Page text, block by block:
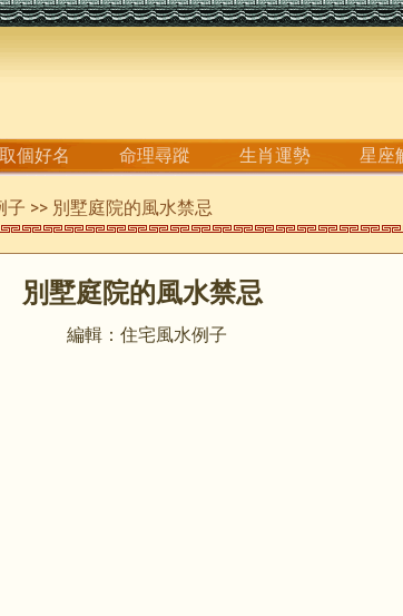
取個好名 命理尋蹤 生肖運勢 星座
子 >> 別墅庭院的風水禁忌
別墅庭院的風水禁忌
編輯：住宅風水例子